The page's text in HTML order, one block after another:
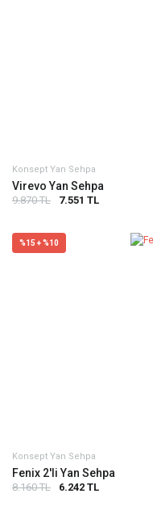
Konsept Yan Sehpa
Virevo Yan Sehpa
9.870 TL 7.551 TL
%15 + %10
Konsept Yan Sehpa
Fenix 2'li Yan Sehpa
8.160 TL 6.242 TL